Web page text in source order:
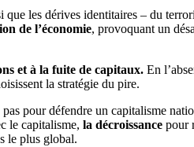
les dérives identitaires – du
de l’économie, provoquant un
et à la fuite de capitaux. En
la stratégie du pire.
pour défendre un capitalisme
le capitalisme, la décroissance pour
le plus global.